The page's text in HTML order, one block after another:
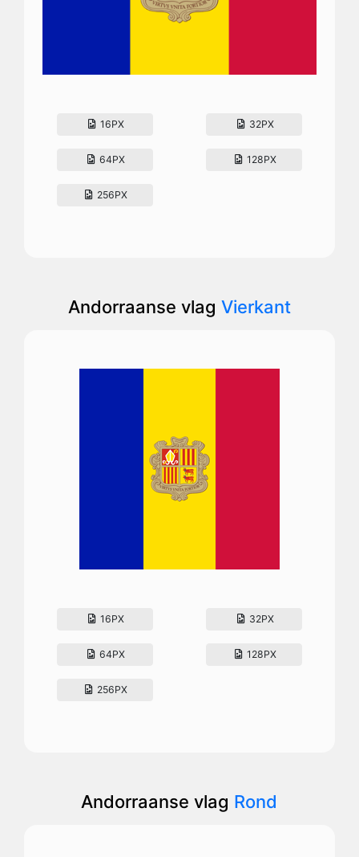
16PX 32PX
64PX 128PX
256PX
Andorraanse vlag Vierkant
16PX 32PX
64PX 128PX
256PX
Andorraanse vlag Rond